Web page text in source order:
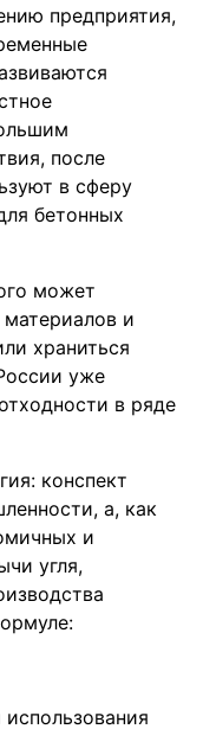
предприятия,
после
в сферу
бетонных
может
материалов и
храниться
уже
в ряде
конспект
а, как
и
угля,